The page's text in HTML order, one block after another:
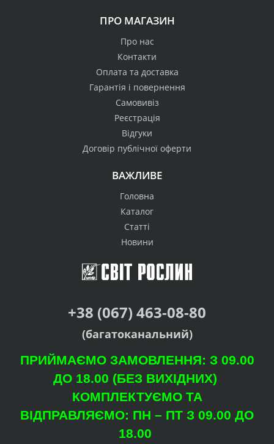
ПРО МАГАЗИН
Про нас
Контакти
Оплата та доставка
Гарантія і повернення
Самовивіз
Реєстрація
Відгуки
Договір публічної оферти
ВАЖЛИВЕ
Головна
Каталог
Статті
Новини
+38 (067) 463-08-80
(багатоканальний)
ПРИЙМАЄМО ЗАМОВЛЕННЯ: З 09.00
ДО 18.00 (БЕЗ ВИХІДНИХ)
КОМПЛЕКТУЄМО ТА
ВІДПРАВЛЯЄМО: ПН – ПТ З 09.00 ДО
18.00